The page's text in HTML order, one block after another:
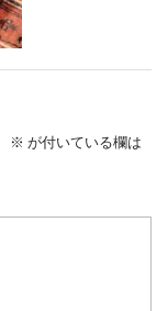
※ が付いている欄は